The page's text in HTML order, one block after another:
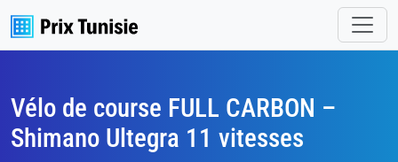
Vélo de course FULL CARBON –
Shimano Ultegra 11 vitesses